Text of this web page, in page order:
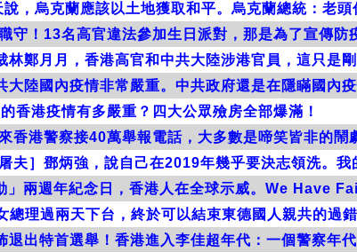
，烏克蘭應該以土地獲取和平。烏克蘭總統：老頭
守！13名高官違法參加生日派對，那是為了宣傳防
林鄭月月，香港高官和中共大陸涉港官員，這只是剛
陸國內疫情非常嚴重。中共政府還是在隱瞞國內
香港疫情有多嚴重？四大公眾殮房全部爆滿！
香港警察接40萬舉報電話，大多數是啼笑皆非的鬧
夫］鄧炳強，說自己在2019年幾乎要決志領洗。我
」兩週年紀念日，香港人在全球示威。We Have
總理過兩天下台，終於可以結束東德國人親共的過錯
退出特首選舉！香港進入李佳超年代：一個警察年代